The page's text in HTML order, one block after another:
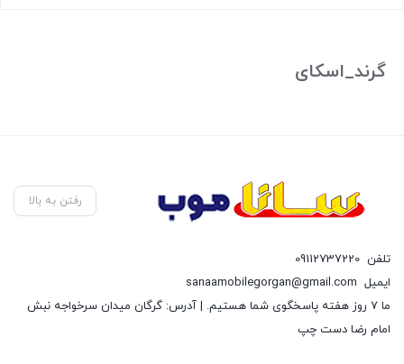
گرند_اسکای
رفتن به بالا
تلفن 09112737220
ایمیل sanaamobilegorgan@gmail.com
ما 7 روز هفته پاسخگوی شما هستیم. | آدرس: گرگان میدان سرخواجه نبش
امام رضا دست چپ